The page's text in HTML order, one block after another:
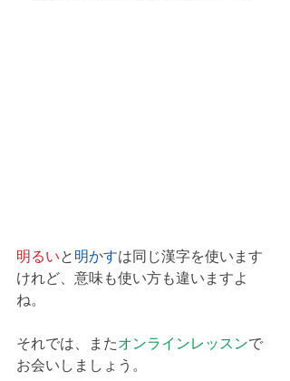
明るいと 明かすは同じ漢字を使います
けれど、意味も使い方も違いますよ
ね。
それでは、またオンラインレッスンで
お会いしましょう。